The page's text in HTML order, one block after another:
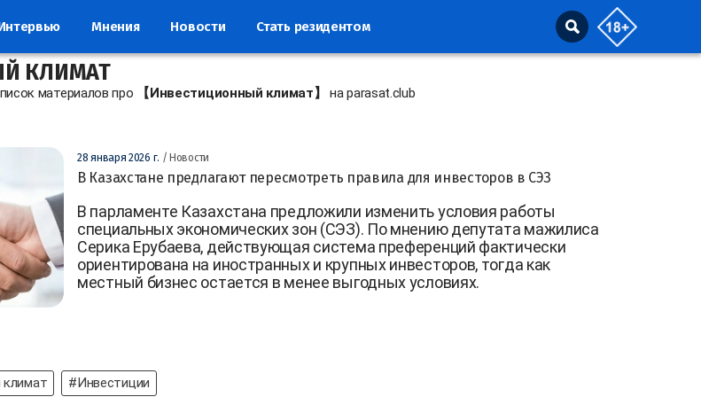
Мнения Новости Стать резидентом
КЛИМАТ
материалов про 【Инвестиционный климат】 на parasat.club
28 января 2026 г. / Новости
В Казахстане предлагают пересмотреть правила для инвесторов в СЭЗ
В парламенте Казахстана предложили изменить условия работы
специальных экономических зон (СЭЗ). По мнению депутата мажилиса
Серика Ерубаева, действующая система преференций фактически
ориентирована на иностранных и крупных инвесторов, тогда как
местный бизнес остается в менее выгодных условиях.
#Инвестиции